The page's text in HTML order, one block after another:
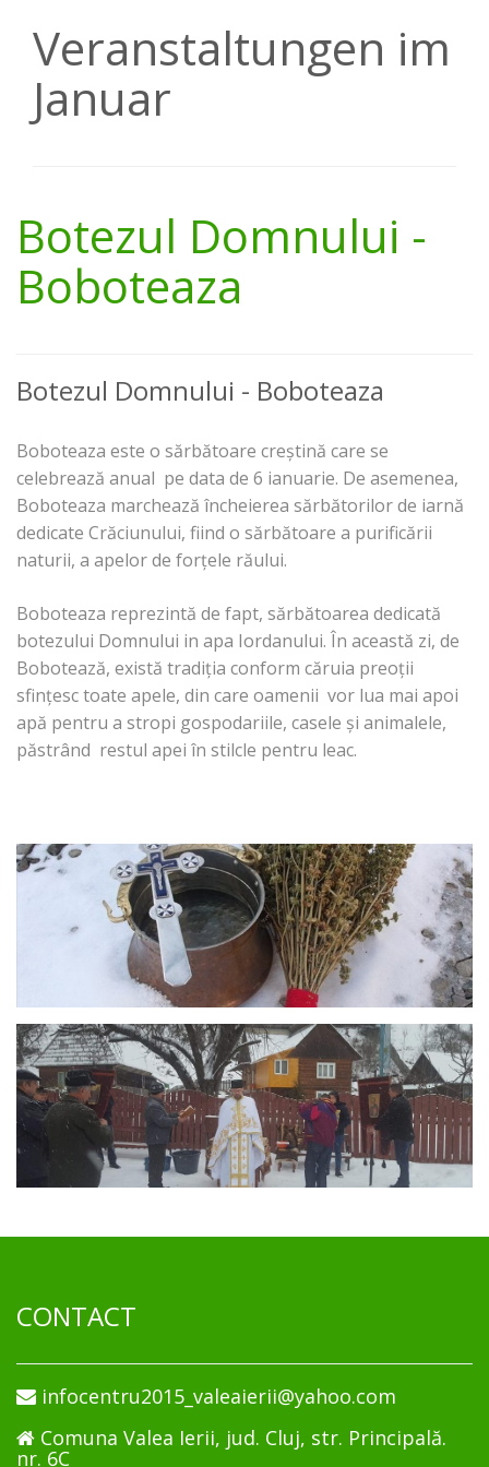
Veranstaltungen im
Januar
Botezul Domnului -
Boboteaza
Botezul Domnului - Boboteaza
Boboteaza este o sărbătoare creștină care se
celebrează anual pe data de 6 ianuarie. De asemenea,
Boboteaza marchează încheierea sărbătorilor de iarnă
dedicate Crăciunului, fiind o sărbătoare a purificării
naturii, a apelor de forțele răului.
Boboteaza reprezintă de fapt, sărbătoarea dedicată
botezului Domnului in apa Iordanului. În această zi, de
Bobotează, există tradiția conform căruia preoții
sfințesc toate apele, din care oamenii vor lua mai apoi
apă pentru a stropi gospodariile, casele și animalele,
păstrând restul apei în stilcle pentru leac.
CONTACT
infocentru2015_valeaierii@yahoo.com
Comuna Valea Ierii, jud. Cluj, str. Principală.
nr. 6C